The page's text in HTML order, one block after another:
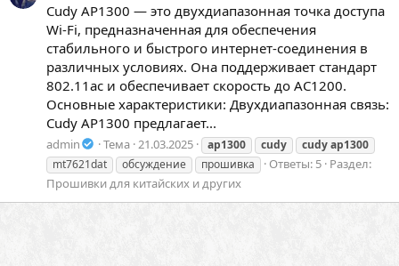
Cudy AP1300 — это двухдиапазонная точка доступа
Wi-Fi, предназначенная для обеспечения
стабильного и быстрого интернет-соединения в
различных условиях. Она поддерживает стандарт
802.11ac и обеспечивает скорость до AC1200.
Основные характеристики: Двухдиапазонная связь:
Cudy AP1300 предлагает...
admin Тема 21.03.2025 ap1300 cudy cudyap1300
mt7621dat
обсуждение прошивка Ответы: 5 Раздел:
Прошивки для китайских и других